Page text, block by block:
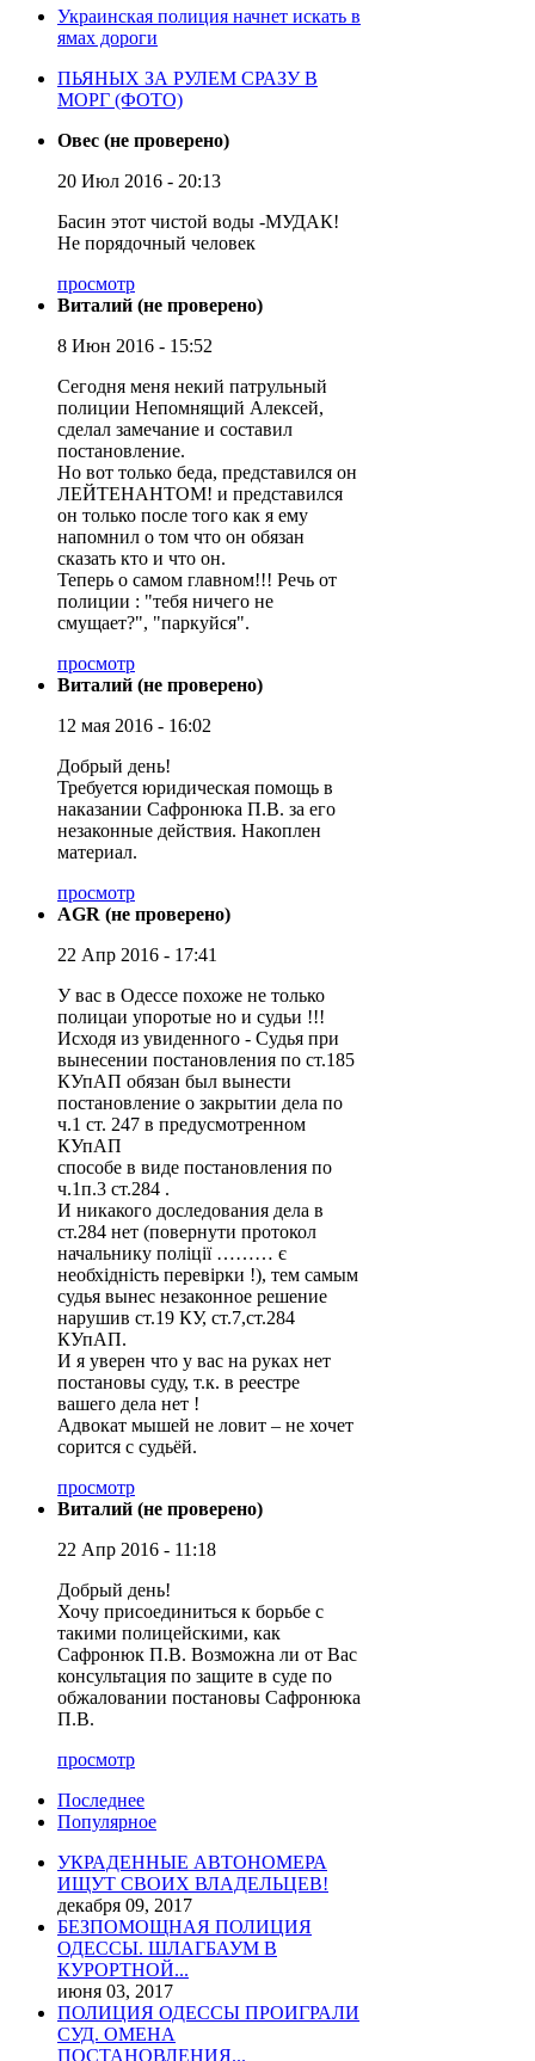
Украинская полиция начнет искать в
ямах дороги
ПЬЯНЫХ ЗА РУЛЕМ СРАЗУ В
МОРГ (ФОТО)
Овес (не проверено)
20 Июл 2016 - 20:13
Басин этот чистой воды -МУДАК!
Не порядочный человек
просмотр
Виталий (не проверено)
8 Июн 2016 - 15:52
Сегодня меня некий патрульный
полиции Непомнящий Алексей,
сделал замечание и составил
постановление.
Но вот только беда, представился он
ЛЕЙТЕНАНТОМ! и представился
он только после того как я ему
напомнил о том что он обязан
сказать кто и что он.
Теперь о самом главном!!! Речь от
полиции : "тебя ничего не
смущает?", "паркуйся".
просмотр
Виталий (не проверено)
12 мая 2016 - 16:02
Добрый день!
Требуется юридическая помощь в
наказании Сафронюка П.В. за его
незаконные действия. Накоплен
материал.
просмотр
AGR (не проверено)
22 Апр 2016 - 17:41
У вас в Одессе похоже не только
полицаи упоротые но и судьи !!!
Исходя из увиденного - Судья при
вынесении постановления по ст.185
КУпАП обязан был вынести
постановление о закрытии дела по
ч.1 ст. 247 в предусмотренном
КУпАП
способе в виде постановления по
ч.1п.3 ст.284 .
И никакого доследования дела в
ст.284 нет (повернути протокол
начальнику поліції ……… є
необхідність перевірки !), тем самым
судья вынес незаконное решение
нарушив ст.19 КУ, ст.7,ст.284
КУпАП.
И я уверен что у вас на руках нет
постановы суду, т.к. в реестре
вашего дела нет !
Адвокат мышей не ловит – не хочет
сорится с судьёй.
просмотр
Виталий (не проверено)
22 Апр 2016 - 11:18
Добрый день!
Хочу присоединиться к борьбе с
такими полицейскими, как
Сафронюк П.В. Возможна ли от Вас
консультация по защите в суде по
обжаловании постановы Сафронюка
П.В.
просмотр
Последнее
Популярное
УКРАДЕННЫЕ АВТОНОМЕРА
ИЩУТ СВОИХ ВЛАДЕЛЬЦЕВ!
декабря 09, 2017
БЕЗПОМОЩНАЯ ПОЛИЦИЯ
ОДЕССЫ. ШЛАГБАУМ В
КУРОРТНОЙ...
июня 03, 2017
ПОЛИЦИЯ ОДЕССЫ ПРОИГРАЛИ
СУД. ОМЕНА
ПОСТАНОВЛЕНИЯ...